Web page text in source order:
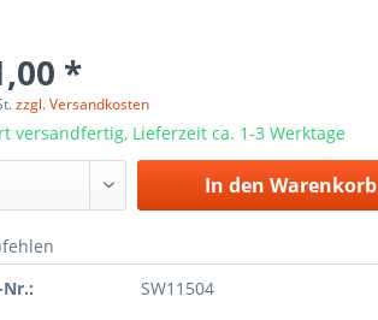
*
zzgl. Versandkosten
versandfertig, Lieferzeit ca. 1-3 Werktage
In den Warenkorb
SW11504